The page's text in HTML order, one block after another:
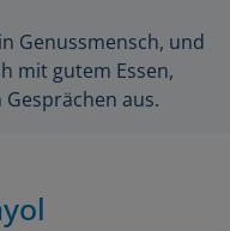
Genussmensch, und
mit gutem Essen,
aus.